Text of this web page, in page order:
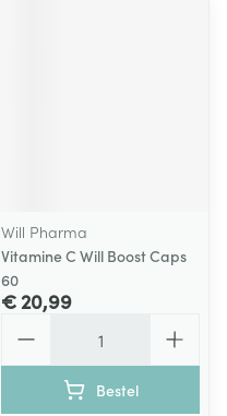
Will Pharma
Vitamine C Will Boost Caps
60
€ 20,99
Bestel